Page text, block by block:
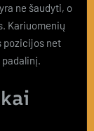
ne šaudyti, o
Kariuomenių
pozicijos net